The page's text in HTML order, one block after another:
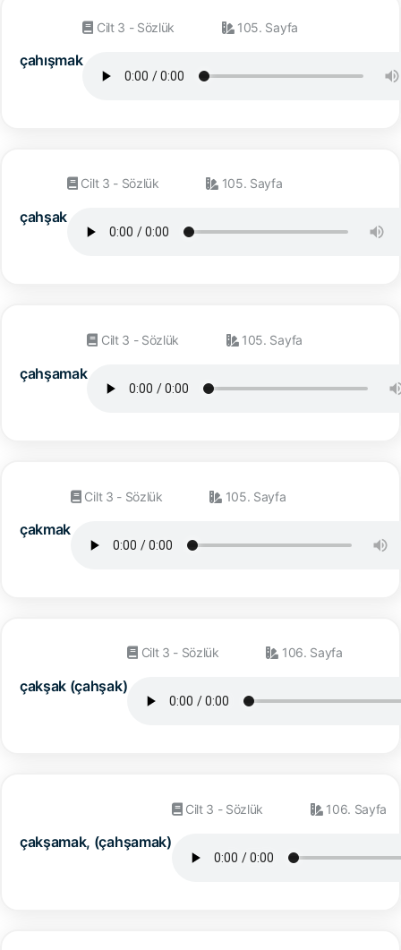
çahışmak
Cilt 3 - Sözlük 105. Sayfa
çahşak
Cilt 3 - Sözlük 105. Sayfa
çahşamak
Cilt 3 - Sözlük 105. Sayfa
çakmak
Cilt 3 - Sözlük 105. Sayfa
çakşak (çahşak)
Cilt 3 - Sözlük 106. Sayfa
çakşamak, (çahşamak)
Cilt 3 - Sözlük 106. Sayfa